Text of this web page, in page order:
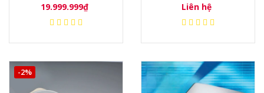
19.999.999₫ Liên hệ
-2%